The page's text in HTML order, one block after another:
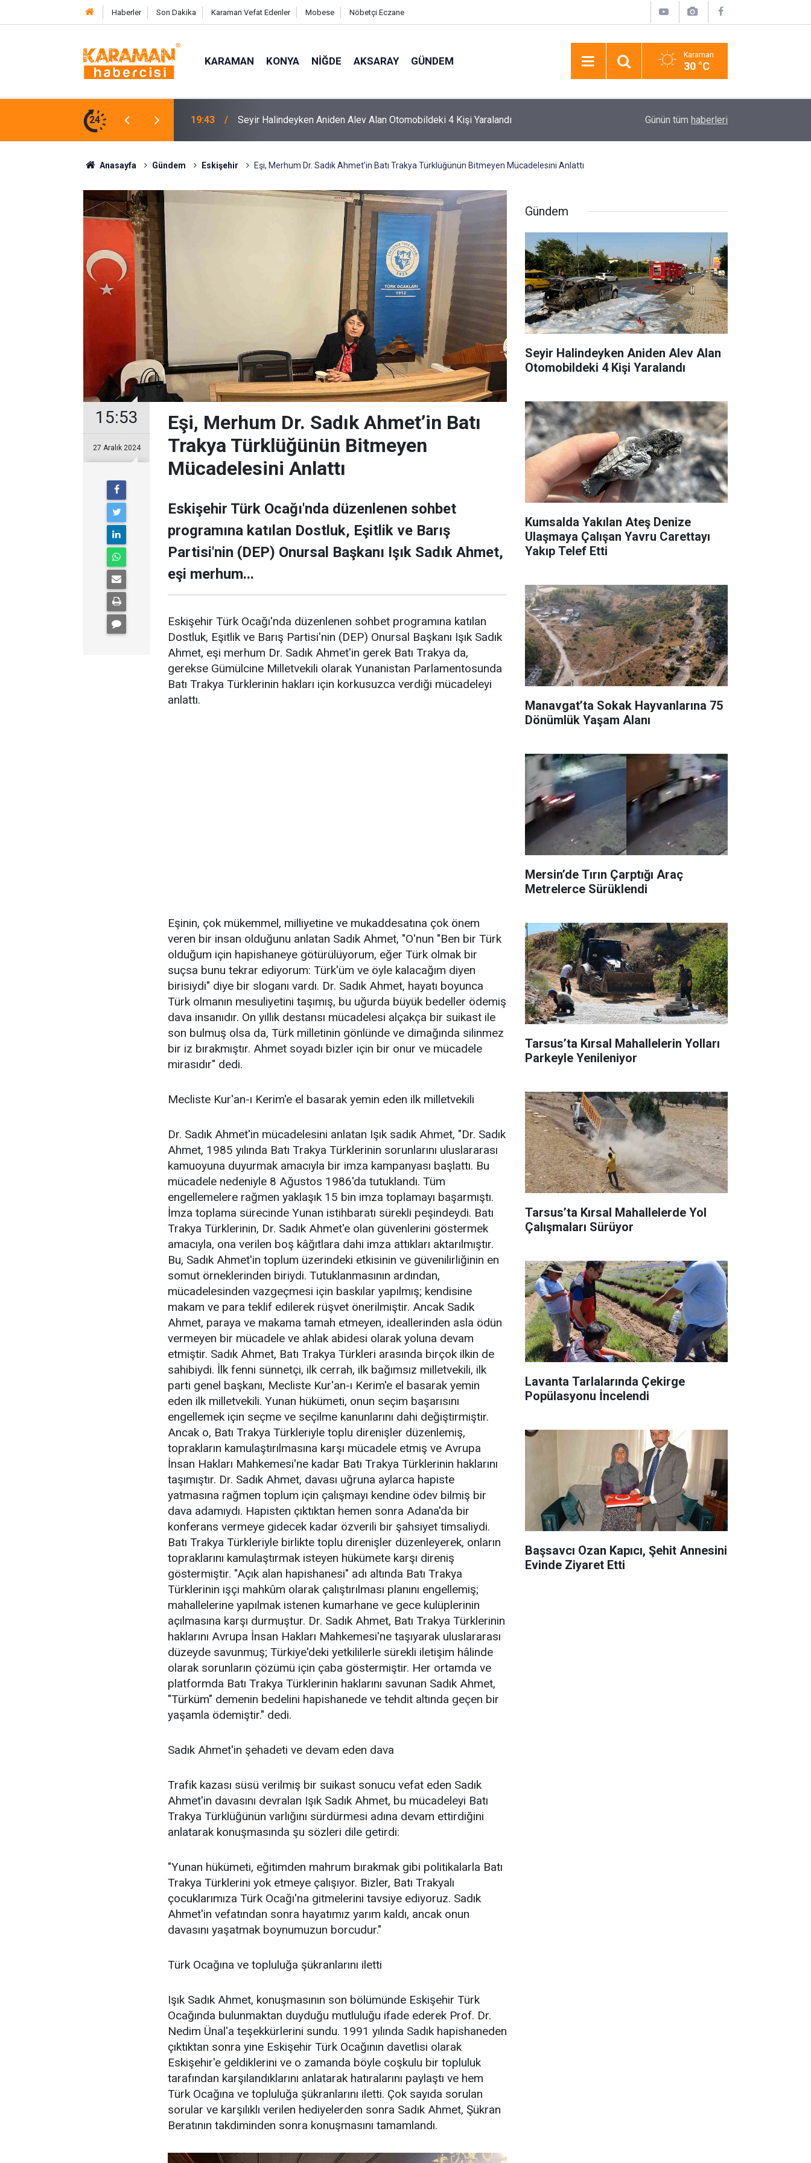
Haberler Son Dakika Karaman Vefat Edenler Mobese Nöbetçi Eczane
KARAMAN KONYA NIĞDE AKSARAY GÜNDEM Karaman
30 °C
24
Otomobildeki 4 Kişi Yaralandı 17:31
Etti
Manavgat’ta Sokak Hayvanlarına 75 Dönümlük
Günün tüm haberleri
Anasayfa Gündem Eskişehir Eşi, Merhum Dr. Sadık Ahmet’in Batı Trakya Türklüğünün Bitmeyen Mücadelesini Anlattı
15:53
27 Aralık 2024
Eşi, Merhum Dr. Sadık Ahmet’in Batı
Trakya Türklüğünün Bitmeyen
Mücadelesini Anlattı
Eskişehir Türk Ocağı'nda düzenlenen sohbet
programına katılan Dostluk, Eşitlik ve Barış
Partisi'nin (DEP) Onursal Başkanı Işık Sadık Ahmet,
eşi merhum...
Eskişehir Türk Ocağı'nda düzenlenen sohbet programına katılan
Dostluk, Eşitlik ve Barış Partisi'nin (DEP) Onursal Başkanı Işık Sadık
Ahmet, eşi merhum Dr. Sadık Ahmet'in gerek Batı Trakya da,
gerekse Gümülcine Milletvekili olarak Yunanistan Parlamentosunda
Batı Trakya Türklerinin hakları için korkusuzca verdiği mücadeleyi
anlattı.
Eşinin, çok mükemmel, milliyetine ve mukaddesatına çok önem
veren bir insan olduğunu anlatan Sadık Ahmet, "O'nun "Ben bir Türk
olduğum için hapishaneye götürülüyorum, eğer Türk olmak bir
suçsa bunu tekrar ediyorum: Türk'üm ve öyle kalacağım diyen
birisiydi" diye bir sloganı vardı. Dr. Sadık Ahmet, hayatı boyunca
Türk olmanın mesuliyetini taşımış, bu uğurda büyük bedeller ödemiş
dava insanıdır. On yıllık destansı mücadelesi alçakça bir suikast ile
son bulmuş olsa da, Türk milletinin gönlünde ve dimağında silinmez
bir iz bırakmıştır. Ahmet soyadı bizler için bir onur ve mücadele
mirasıdır" dedi.
Mecliste Kur'an-ı Kerim'e el basarak yemin eden ilk milletvekili
Dr. Sadık Ahmet'in mücadelesini anlatan Işık sadık Ahmet, "Dr. Sadık
Ahmet, 1985 yılında Batı Trakya Türklerinin sorunlarını uluslararası
kamuoyuna duyurmak amacıyla bir imza kampanyası başlattı. Bu
mücadele nedeniyle 8 Ağustos 1986'da tutuklandı. Tüm
engellemelere rağmen yaklaşık 15 bin imza toplamayı başarmıştı.
İmza toplama sürecinde Yunan istihbaratı sürekli peşindeydi. Batı
Trakya Türklerinin, Dr. Sadık Ahmet'e olan güvenlerini göstermek
amacıyla, ona verilen boş kâğıtlara dahi imza attıkları aktarılmıştır.
Bu, Sadık Ahmet'in toplum üzerindeki etkisinin ve güvenilirliğinin en
somut örneklerinden biriydi. Tutuklanmasının ardından,
mücadelesinden vazgeçmesi için baskılar yapılmış; kendisine
makam ve para teklif edilerek rüşvet önerilmiştir. Ancak Sadık
Ahmet, paraya ve makama tamah etmeyen, ideallerinden asla ödün
vermeyen bir mücadele ve ahlak abidesi olarak yoluna devam
etmiştir. Sadık Ahmet, Batı Trakya Türkleri arasında birçok ilkin de
sahibiydi. İlk fenni sünnetçi, ilk cerrah, ilk bağımsız milletvekili, ilk
parti genel başkanı, Mecliste Kur'an-ı Kerim'e el basarak yemin
eden ilk milletvekili. Yunan hükümeti, onun seçim başarısını
engellemek için seçme ve seçilme kanunlarını dahi değiştirmiştir.
Ancak o, Batı Trakya Türkleriyle toplu direnişler düzenlemiş,
toprakların kamulaştırılmasına karşı mücadele etmiş ve Avrupa
İnsan Hakları Mahkemesi'ne kadar Batı Trakya Türklerinin haklarını
taşımıştır. Dr. Sadık Ahmet, davası uğruna aylarca hapiste
yatmasına rağmen toplum için çalışmayı kendine ödev bilmiş bir
dava adamıydı. Hapisten çıktıktan hemen sonra Adana'da bir
konferans vermeye gidecek kadar özverili bir şahsiyet timsaliydi.
Batı Trakya Türkleriyle birlikte toplu direnişler düzenleyerek, onların
topraklarını kamulaştırmak isteyen hükümete karşı direniş
göstermiştir. "Açık alan hapishanesi" adı altında Batı Trakya
Türklerinin işçi mahkûm olarak çalıştırılması planını engellemiş;
mahallelerine yapılmak istenen kumarhane ve gece kulüplerinin
açılmasına karşı durmuştur. Dr. Sadık Ahmet, Batı Trakya Türklerinin
haklarını Avrupa İnsan Hakları Mahkemesi'ne taşıyarak uluslararası
düzeyde savunmuş; Türkiye'deki yetkililerle sürekli iletişim hâlinde
olarak sorunların çözümü için çaba göstermiştir. Her ortamda ve
platformda Batı Trakya Türklerinin haklarını savunan Sadık Ahmet,
"Türküm" demenin bedelini hapishanede ve tehdit altında geçen bir
yaşamla ödemiştir." dedi.
Sadık Ahmet'in şehadeti ve devam eden dava
Trafik kazası süsü verilmiş bir suikast sonucu vefat eden Sadık
Ahmet'in davasını devralan Işık Sadık Ahmet, bu mücadeleyi Batı
Trakya Türklüğünün varlığını sürdürmesi adına devam ettirdiğini
anlatarak konuşmasında şu sözleri dile getirdi:
"Yunan hükümeti, eğitimden mahrum bırakmak gibi politikalarla Batı
Trakya Türklerini yok etmeye çalışıyor. Bizler, Batı Trakyalı
çocuklarımıza Türk Ocağı'na gitmelerini tavsiye ediyoruz. Sadık
Ahmet'in vefatından sonra hayatımız yarım kaldı, ancak onun
davasını yaşatmak boynumuzun borcudur."
Türk Ocağına ve topluluğa şükranlarını iletti
Işık Sadık Ahmet, konuşmasının son bölümünde Eskişehir Türk
Ocağında bulunmaktan duyduğu mutluluğu ifade ederek Prof. Dr.
Nedim Ünal'a teşekkürlerini sundu. 1991 yılında Sadık hapishaneden
çıktıktan sonra yine Eskişehir Türk Ocağının davetlisi olarak
Eskişehir'e geldiklerini ve o zamanda böyle coşkulu bir topluluk
tarafından karşılandıklarını anlatarak hatıralarını paylaştı ve hem
Türk Ocağına ve topluluğa şükranlarını iletti. Çok sayıda sorulan
sorular ve karşılıklı verilen hediyelerden sonra Sadık Ahmet, Şükran
Beratının takdiminden sonra konuşmasını tamamlandı.
Gündem
Seyir Halindeyken Aniden Alev Alan
Otomobildeki 4 Kişi Yaralandı
Kumsalda Yakılan Ateş Denize
Ulaşmaya Çalışan Yavru Carettayı
Yakıp Telef Etti
Manavgat’ta Sokak Hayvanlarına 75
Dönümlük Yaşam Alanı
Mersin’de Tırın Çarptığı Araç
Metrelerce Sürüklendi
Tarsus’ta Kırsal Mahallelerin Yolları
Parkeyle Yenileniyor
Tarsus’ta Kırsal Mahallelerde Yol
Çalışmaları Sürüyor
Lavanta Tarlalarında Çekirge
Popülasyonu İncelendi
Başsavcı Ozan Kapıcı, Şehit Annesini
Evinde Ziyaret Etti